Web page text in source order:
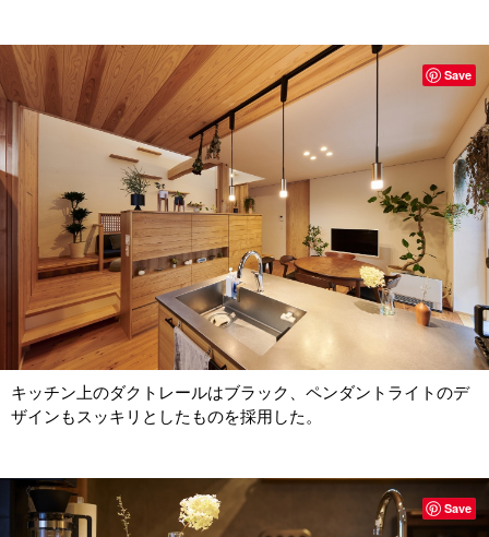
キッチン上のダクトレールはブラック、ペンダントライトのデ
ザインもスッキリとしたものを採用した。
Save
Save